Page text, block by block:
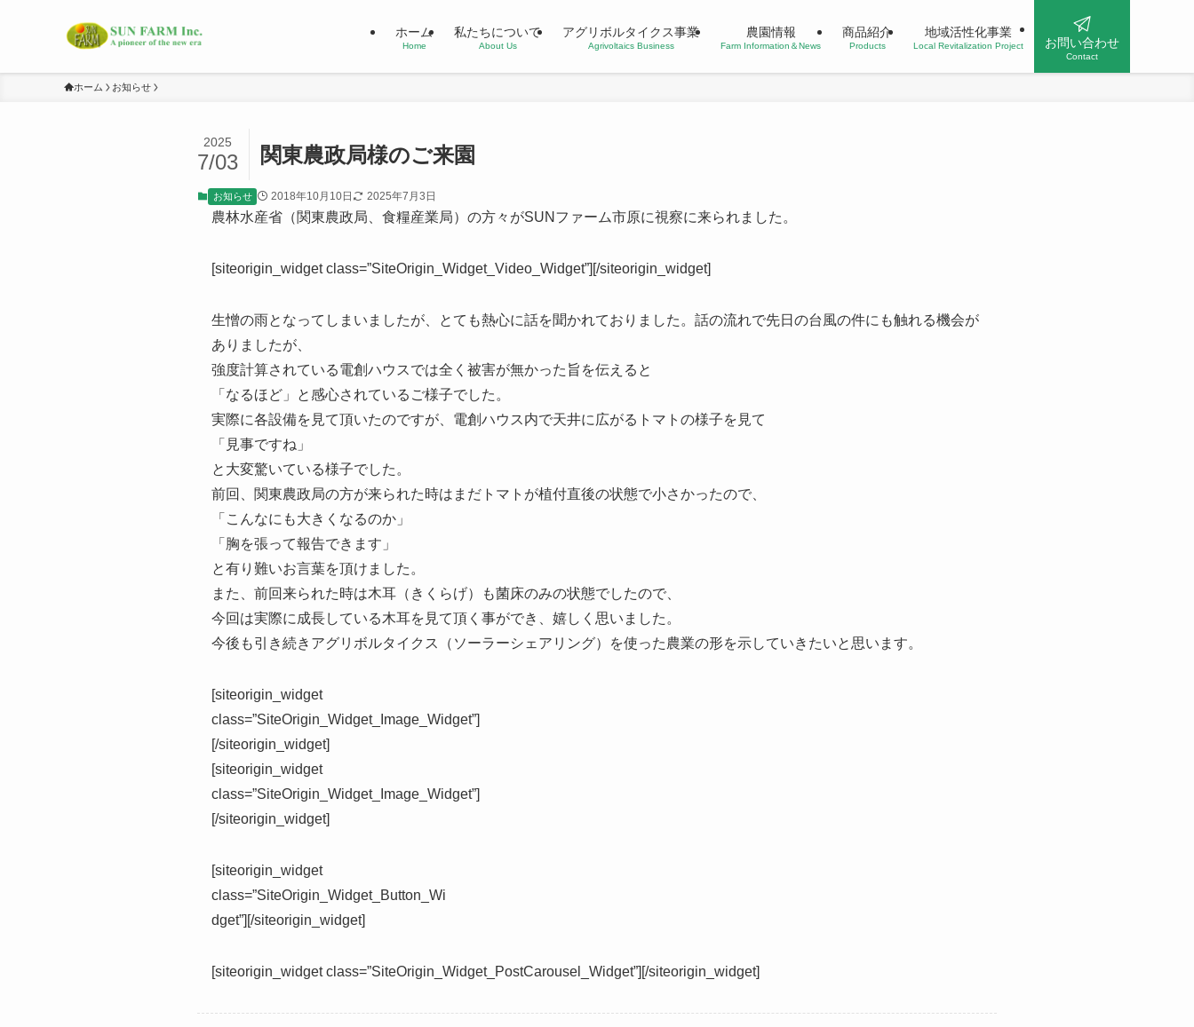
ホーム
Home
私たちについて
About Us
アグリボルタイクス事業
Agrivoltaics Business
農園情報
Farm Information＆News
商品紹介
Products
地域活性化事業
Local Revitalization Project お問い合わせ
Contact
ホーム お知らせ
関東農政局様のご来園
2025
7/03
お知らせ 2018年10月10日 2025年7月3日
農林水産省（関東農政局、食糧産業局）の方々がSUNファーム市原に視察に来られました。
[siteorigin_widget class=”SiteOrigin_Widget_Video_Widget”] [/siteorigin_widget]
生憎の雨となってしまいましたが、とても熱心に話を聞かれておりました。 話の流れで先日の台風の件にも触れる機会が
ありましたが、
強度計算されている電創ハウスでは全く被害が無かった旨を伝えると
「なるほど」と感心されているご様子でした。
実際に各設備を見て頂いたのですが、電創ハウス内で天井に広がるトマトの様子を見て
「見事ですね」
と大変驚いている様子でした。
前回、関東農政局の方が来られた時はまだトマトが植付直後の状態で小さかったので、
「こんなにも大きくなるのか」
「胸を張って報告できます」
と有り難いお言葉を頂けました。
また、前回来られた時は木耳（きくらげ）も菌床のみの状態でしたので、
今回は実際に成長している木耳を見て頂く事ができ、嬉しく思いました。
今後も引き続き アグリボルタイクス（ソーラーシェアリング） を使った農業の形を示していきたいと思います。
[siteorigin_widget
class=”SiteOrigin_Widget_Image_Widget”]
[/siteorigin_widget]
[siteorigin_widget
class=”SiteOrigin_Widget_Image_Widget”]
[/siteorigin_widget]
[siteorigin_widget
class=”SiteOrigin_Widget_Button_Wi
dget”] [/siteorigin_widget]
[siteorigin_widget class=”SiteOrigin_Widget_PostCarousel_Widget”] [/siteorigin_widget]